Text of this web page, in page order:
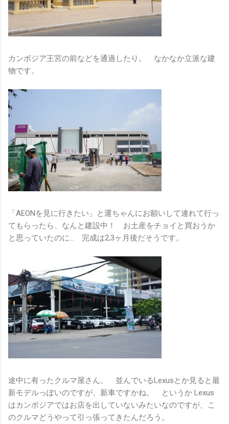
カンボジア王宮の前などを通過したり。 なかなか立派な建
物です。
「AEONを見に行きたい」と運ちゃんにお願いして連れて行っ
てもらったら、なんと建設中！ お土産をチョイと買おうか
と思っていたのに… 完成は2,3ヶ月後だそうです。
途中に有ったクルマ屋さん。 並んでいるLexusとか見ると最
新モデルっぽいのですが、新車ですかね。 というか Lexus
はカンボジアではお店を出していないみたいなのですが、こ
のクルマどうやって引っ張ってきたんだろう。